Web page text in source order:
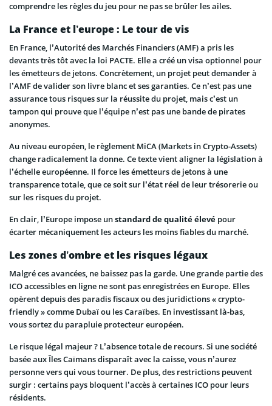
comprendre les règles du jeu pour ne pas se brûler les ailes.
La France et l’europe : Le tour de vis
En France, l’Autorité des Marchés Financiers (AMF) a pris les
devants très tôt avec la loi PACTE. Elle a créé un visa optionnel pour
les émetteurs de jetons. Concrètement, un projet peut demander à
l’AMF de valider son livre blanc et ses garanties. Ce n’est pas une
assurance tous risques sur la réussite du projet, mais c’est un
tampon qui prouve que l’équipe n’est pas une bande de pirates
anonymes.
Au niveau européen, le règlement MiCA (Markets in Crypto-Assets)
change radicalement la donne. Ce texte vient aligner la législation à
l’échelle européenne. Il force les émetteurs de jetons à une
transparence totale, que ce soit sur l’état réel de leur trésorerie ou
sur les risques du projet.
En clair, l’Europe impose unstandard de qualité élevé pour
écarter mécaniquement les acteurs les moins fiables du marché.
Les zones d’ombre et les risques légaux
Malgré ces avancées, ne baissez pas la garde. Une grande partie des
ICO accessibles en ligne ne sont pas enregistrées en Europe. Elles
opèrent depuis des paradis fiscaux ou des juridictions « crypto-
friendly » comme Dubaï ou les Caraïbes. En investissant là-bas,
vous sortez du parapluie protecteur européen.
Le risque légal majeur ? L’absence totale de recours. Si une société
basée aux Îles Caïmans disparaît avec la caisse, vous n’aurez
personne vers qui vous tourner. De plus, des restrictions peuvent
surgir : certains pays bloquent l’accès à certaines ICO pour leurs
résidents.